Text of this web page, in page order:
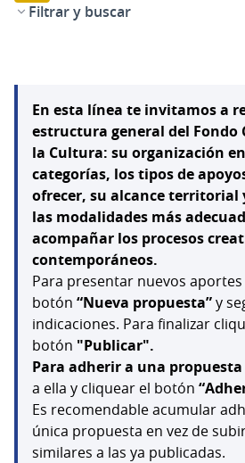
Filtrar y buscar
En esta línea te invitamos a
estructura general del Fondo
la Cultura: su organización
categorías, los tipos de
ofrecer, su alcance territorial
las modalidades más
acompañar los procesos
contemporáneos.
Para presentar nuevos
botón “Nueva propuesta”y
indicaciones. Para finalizar
botón "Publicar".
Para adherir a una propuesta
a ella y cliquear el botón
Es recomendable acumular
única propuesta en vez de
similares a las ya publicadas.